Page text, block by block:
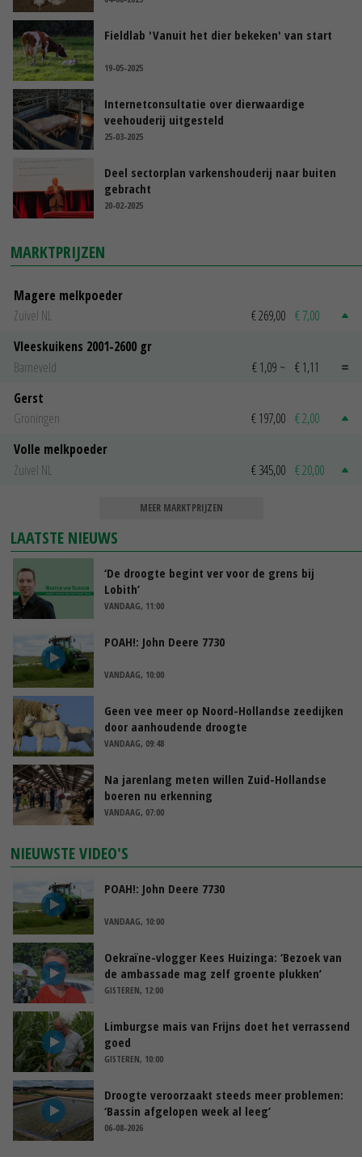
Fieldlab 'Vanuit het dier bekeken' van start
19-05-2025
Internetconsultatie over dierwaardige
veehouderij uitgesteld
25-03-2025
Deel sectorplan varkenshouderij naar buiten
gebracht
20-02-2025
MARKTPRIJZEN
Magere melkpoeder
Zuivel NL
€ 269,00 € 7,00
Vleeskuikens 2001-2600 gr
Barneveld
€ 1,09 ~ € 1,11
Gerst
Groningen
€ 197,00 € 2,00
Volle melkpoeder
Zuivel NL
€ 345,00 € 20,00
MEER MARKTPRIJZEN
LAATSTE NIEUWS
‘De droogte begint ver voor de grens bij
Lobith’
VANDAAG, 11:00
POAH!: John Deere 7730
VANDAAG, 10:00
Geen vee meer op Noord-Hollandse zeedijken
door aanhoudende droogte
VANDAAG, 09:48
Na jarenlang meten willen Zuid-Hollandse
boeren nu erkenning
VANDAAG, 07:00
NIEUWSTE VIDEO'S
POAH!: John Deere 7730
VANDAAG, 10:00
Oekraïne-vlogger Kees Huizinga: ‘Bezoek van
de ambassade mag zelf groente plukken’
GISTEREN, 12:00
Limburgse mais van Frijns doet het verrassend
goed
GISTEREN, 10:00
Droogte veroorzaakt steeds meer problemen:
‘Bassin afgelopen week al leeg’
06-08-2026